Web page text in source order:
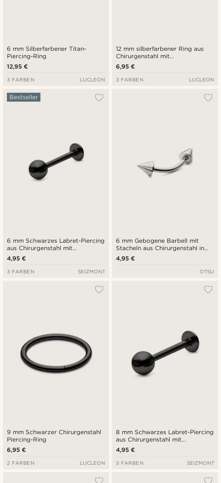
6 mm Silberfarbener Titan-
Piercing-Ring
12,95 €
3 FARBEN LUCLEON
12 mm silberfarbener Ring aus
Chirurgenstahl mit
verschlossener Perle
6,95 €
3 FARBEN LUCLEON
6 mm Schwarzes Labret-Piercing
aus Chirurgenstahl mit
Kugelspitze
Bestseller
4,95 €
3 FARBEN SEIZMONT
6 mm Gebogene Barbell mit
Stacheln aus Chirurgenstahl in
Silber
4,95 €
OTSU
9 mm Schwarzer Chirurgenstahl
Piercing-Ring
6,95 €
2 FARBEN LUCLEON
8 mm Schwarzes Labret-Piercing
aus Chirurgenstahl mit
Kugelspitze
4,95 €
3 FARBEN SEIZMONT